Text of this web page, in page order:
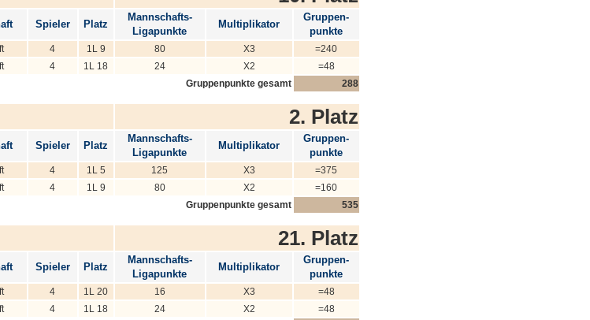
Spieler Platz
Mannschafts-
Ligapunkte
Multiplikator
Gruppen-
punkte
4 1L 9 80 X3
=240
4 1L 18 24 X2
=48
Gruppenpunkte gesamt
288
2. Platz
Spieler Platz
Mannschafts-
Ligapunkte
Multiplikator
Gruppen-
punkte
4 1L 5 125 X3
=375
4 1L 9 80 X2
=160
Gruppenpunkte gesamt
535
21. Platz
Spieler Platz
Mannschafts-
Ligapunkte
Multiplikator
Gruppen-
punkte
4 1L 20 16 X3
=48
4 1L 18 24 X2
=48